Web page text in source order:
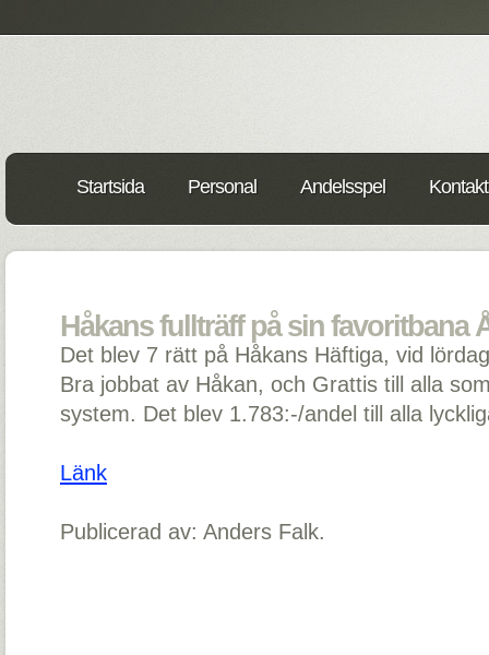
Startsida Personal Andelsspel
Håkans fullträff på sin favoritbana
Det blev 7 rätt på Håkans Häftiga, vid
Bra jobbat av Håkan, och Grattis till alla
system. Det blev 1.783:-/andel till alla
Länk
Publicerad av: Anders Falk.